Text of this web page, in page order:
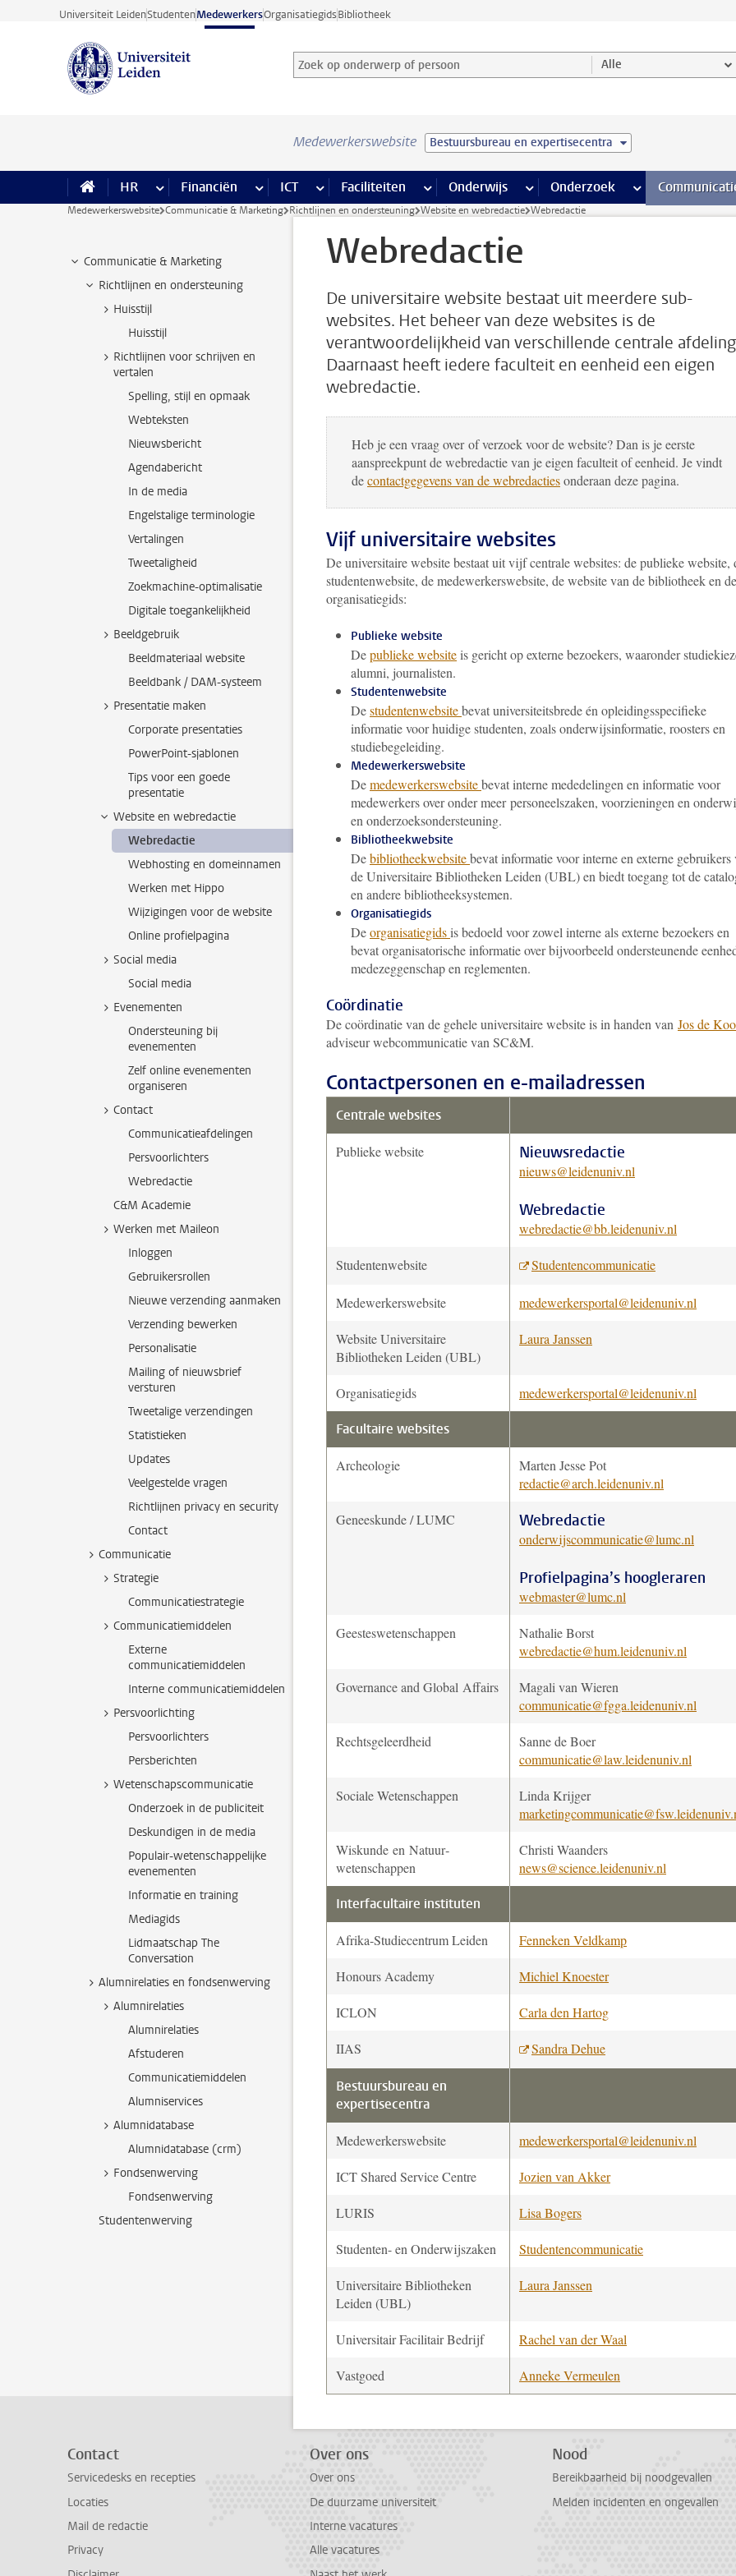
Ga direct naar de inhoud
Universiteit LeidenStudentenMedewerkersOrganisatiegidsBibliotheek
Zoek op onderwerp of persoon en selecteer categorie
Zoekterm Alle
Medewerkerswebsite Bestuursbureau en expertisecentra
HR meer HR pagina’s
Financiën meer Financiën pagina’s
ICT meer ICT pagina’s
Faciliteiten meer Faciliteiten pagina’s
Onderwijs meer Onderwijs pagina’s
Onderzoek meer Onderzoek
Medewerkerswebsite Communicatie & Marketing Richtlijnen en ondersteuning Website en webredactie Webredactie
Communicatie & Marketing
Richtlijnen en ondersteuning
Huisstijl
Huisstijl
Richtlijnen voor schrijven en
vertalen
Spelling, stijl en opmaak
Webteksten
Nieuwsbericht
Agendabericht
In de media
Engelstalige terminologie
Vertalingen
Tweetaligheid
Zoekmachine-optimalisatie
Digitale toegankelijkheid
Beeldgebruik
Beeldmateriaal website
Beeldbank / DAM-systeem
Presentatie maken
Corporate presentaties
PowerPoint-sjablonen
Tips voor een goede
presentatie
Website en webredactie
Webredactie
Webhosting en domeinnamen
Werken met Hippo
Wijzigingen voor de website
Online profielpagina
Social media
Social media
Evenementen
Ondersteuning bij
evenementen
Zelf online evenementen
organiseren
Contact
Communicatieafdelingen
Persvoorlichters
Webredactie
C&M Academie
Werken met Maileon
Inloggen
Gebruikersrollen
Nieuwe verzending aanmaken
Verzending bewerken
Personalisatie
Mailing of nieuwsbrief
versturen
Tweetalige verzendingen
Statistieken
Updates
Veelgestelde vragen
Richtlijnen privacy en security
Contact
Communicatie
Strategie
Communicatiestrategie
Communicatiemiddelen
Externe
communicatiemiddelen
Interne communicatiemiddelen
Persvoorlichting
Persvoorlichters
Persberichten
Wetenschapscommunicatie
Onderzoek in de publiciteit
Deskundigen in de media
Populair-wetenschappelijke
evenementen
Informatie en training
Mediagids
Lidmaatschap The
Conversation
Alumnirelaties en fondsenwerving
Alumnirelaties
Alumnirelaties
Afstuderen
Communicatiemiddelen
Alumniservices
Alumnidatabase
Alumnidatabase (crm)
Fondsenwerving
Fondsenwerving
Studentenwerving
Webredactie
De universitaire website bestaat uit meerdere sub-
websites. Het beheer van deze websites is de
verantwoordelijkheid van verschillende centrale
Daarnaast heeft iedere faculteit en eenheid een eigen
webredactie.
Heb je een vraag over of verzoek voor de website? Dan is je eerste
aanspreekpunt de webredactie van je eigen faculteit of eenheid. Je vindt
decontactgegevens van de webredactiesonderaan deze pagina.
Vijf universitaire websites
De universitaire website bestaat uit vijf centrale websites: de publieke website,
studentenwebsite, de medewerkerswebsite, de website van de bibliotheek en de
organisatiegids:
Publieke website
Depublieke websiteis gericht op externe bezoekers, waaronder
alumni, journalisten.
Studentenwebsite
Destudentenwebsitebevat universiteitsbrede én opleidingsspecifieke
informatie voor huidige studenten, zoals onderwijsinformatie, roosters en
studiebegeleiding.
Medewerkerswebsite
Demedewerkerswebsitebevat interne mededelingen en informatie voor
medewerkers over onder meer personeelszaken, voorzieningen en
en onderzoeksondersteuning.
Bibliotheekwebsite
Debibliotheekwebsitebevat informatie voor interne en externe gebruikers
de Universitaire Bibliotheken Leiden (UBL) en biedt toegang tot de
en andere bibliotheeksystemen.
Organisatiegids
Deorganisatiegidsis bedoeld voor zowel interne als externe bezoekers en
bevat organisatorische informatie over bijvoorbeeld ondersteunende
medezeggenschap en reglementen.
Coördinatie
De coördinatie van de gehele universitaire website is in handen van Jos de
adviseur webcommunicatie van SC&M.
Contactpersonen en e-mailadressen
Centrale websites
Publieke website Nieuwsredactie
nieuws@leidenuniv.nl
Webredactie
webredactie@bb.leidenuniv.nl
Studentenwebsite Studentencommunicatie
Medewerkerswebsite medewerkersportal@leidenuniv.nl
Website Universitaire
Bibliotheken Leiden (UBL)
Laura Janssen
Organisatiegids medewerkersportal@leidenuniv.nl
Facultaire websites
Archeologie
Marten Jesse Pot
redactie@arch.leidenuniv.nl
Geneeskunde / LUMC Webredactie
onderwijscommunicatie@lumc.nl
Profielpagina’s hoogleraren
webmaster@lumc.nl
Geesteswetenschappen
Nathalie Borst
webredactie@hum.leidenuniv.nl
Governance and Global Affairs
Magali van Wieren
communicatie@fgga.leidenuniv.nl
Rechtsgeleerdheid
Sanne de Boer
communicatie@law.leidenuniv.nl
Sociale Wetenschappen
Linda Krijger
Wiskunde en Natuur­
wetenschappen
Christi Waanders
news@science.leidenuniv.nl
Interfacultaire instituten
Afrika-Studiecentrum Leiden Fenneken Veldkamp
Honours Academy Michiel Knoester
ICLON Carla den Hartog
IIAS Sandra Dehue
Bestuursbureau en
expertisecentra
Medewerkerswebsite medewerkersportal@leidenuniv.nl
ICT Shared Service Centre Jozien van Akker
LURIS Lisa Bogers
Studenten- en Onderwijszaken Studentencommunicatie
Universitaire Bibliotheken
Leiden (UBL)
Laura Janssen
Universitair Facilitair Bedrijf Rachel van der Waal
Vastgoed Anneke Vermeulen
Contact
Servicedesks en recepties
Locaties
Mail de redactie
Privacy
Over ons
Over ons
De duurzame universiteit
Interne vacatures
Alle vacatures
Nood
Bereikbaarheid bij noodgevallen
Melden incidenten en ongevallen